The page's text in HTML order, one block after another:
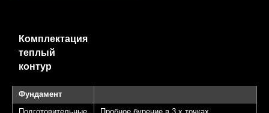
Комплектация
теплый
контур
Фундамент